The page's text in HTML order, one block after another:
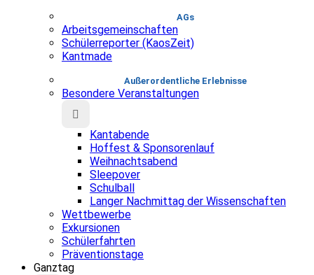
AGs
Arbeitsgemeinschaften
Schülerreporter (KaosZeit)
Kantmade
Au­ßer­or­dent­liche Erlebnisse
Besondere Veranstaltungen
Kantabende
Hoffest & Sponsorenlauf
Weihnachtsabend
Sleepover
Schulball
Langer Nachmittag der Wissenschaften
Wettbewerbe
Exkursionen
Schülerfahrten
Präventionstage
Ganztag